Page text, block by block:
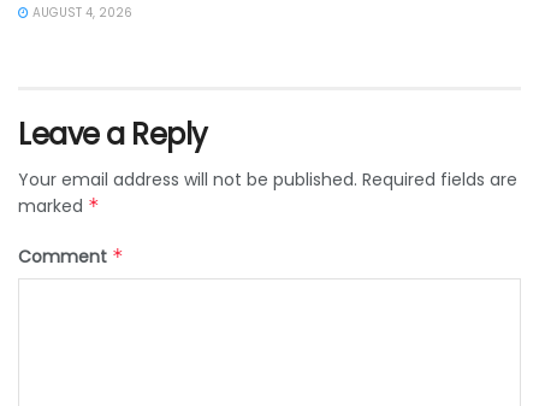
AUGUST 4, 2026
Leave a Reply
Your email address will not be published. Required fields are
marked *
Comment *